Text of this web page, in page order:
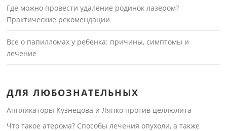
Где можно провести удаление родинок лазером?
Практические рекомендации
Все о папилломах у ребенка: причины, симптомы и
лечение
ДЛЯ ЛЮБОЗНАТЕЛЬНЫХ
Аппликаторы Кузнецова и Ляпко против целлюлита
Что такое атерома? Способы лечения опухоли, а также